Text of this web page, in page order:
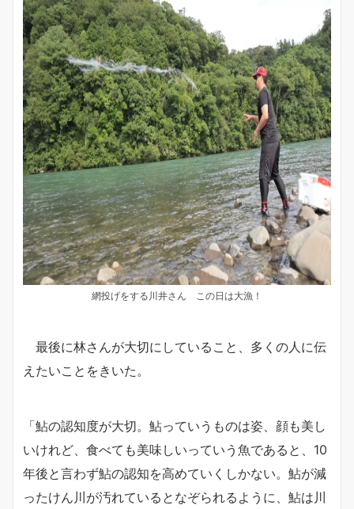
網投げをする川井さん この日は大漁！
最後に林さんが大切にしていること、多くの人に伝
えたいことをきいた。
「鮎の認知度が大切。鮎っていうものは姿、顔も美し
いけれど、食べても美味しいっていう魚であると、10
年後と言わず鮎の認知を高めていくしかない。鮎が減
ったけん川が汚れているとなぞられるように、鮎は川